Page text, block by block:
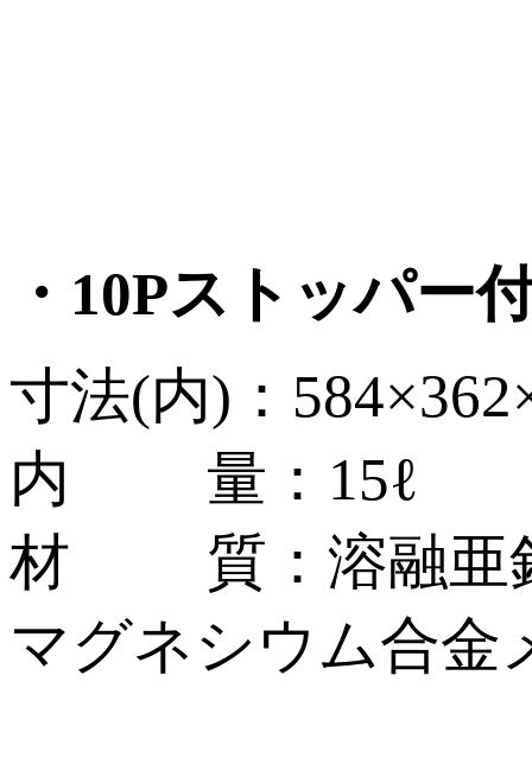
・10Pストッパ
寸法(内)：
内 量：15ℓ
材 質：溶融亜
マグネシウム合金